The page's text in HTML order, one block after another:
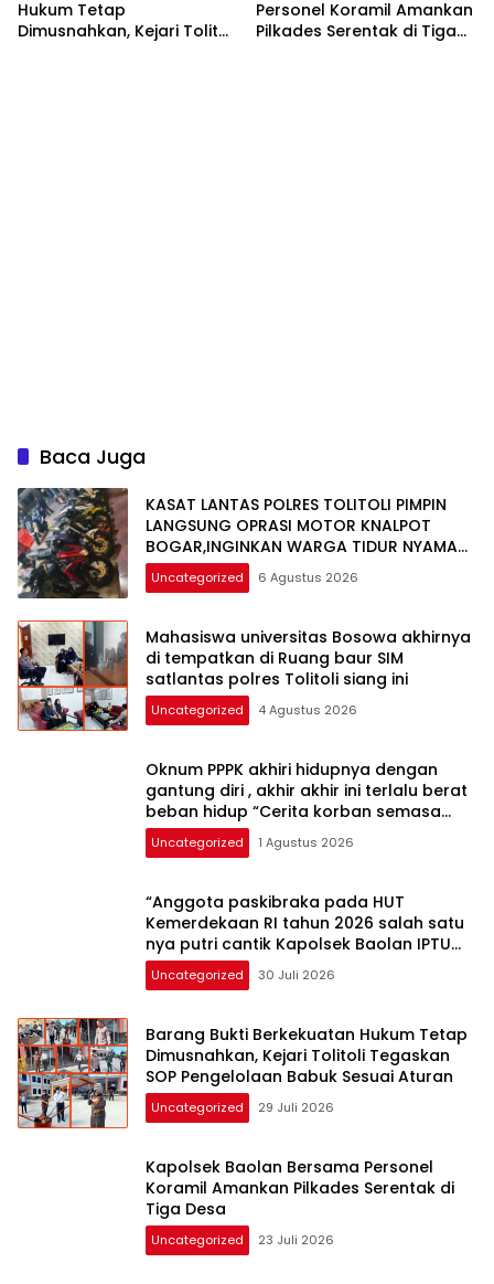
Hukum Tetap
Dimusnahkan, Kejari Tolitoli
Personel Koramil Amankan
Pilkades Serentak di Tiga
Baca Juga
KASAT LANTAS POLRES TOLITOLI PIMPIN
LANGSUNG OPRASI MOTOR KNALPOT
BOGAR,INGINKAN WARGA TIDUR NYAMAN
DI MALAM HARI
Uncategorized 6 Agustus 2026
Mahasiswa universitas Bosowa akhirnya
di tempatkan di Ruang baur SIM
satlantas polres Tolitoli siang ini
Uncategorized 4 Agustus 2026
Oknum PPPK akhiri hidupnya dengan
gantung diri , akhir akhir ini terlalu berat
beban hidup “Cerita korban semasa
hidup”
Uncategorized 1 Agustus 2026
“Anggota paskibraka pada HUT
Kemerdekaan RI tahun 2026 salah satu
nya putri cantik Kapolsek Baolan IPTU
Samir Muhammad SH MH yuk kenali”
Uncategorized 30 Juli 2026
Barang Bukti Berkekuatan Hukum Tetap
Dimusnahkan, Kejari Tolitoli Tegaskan
SOP Pengelolaan Babuk Sesuai Aturan
Uncategorized 29 Juli 2026
Kapolsek Baolan Bersama Personel
Koramil Amankan Pilkades Serentak di
Tiga Desa
Uncategorized 23 Juli 2026